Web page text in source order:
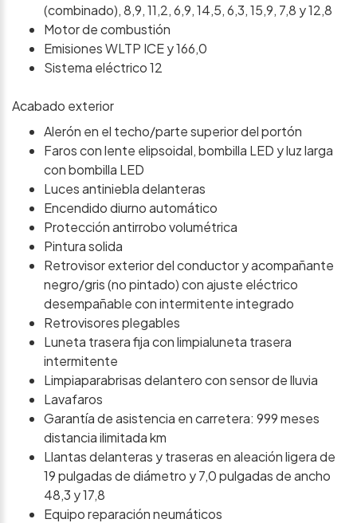
(combinado), 8,9, 11,2, 6,9, 14,5, 6,3, 15,9, 7,8 y 12,8
Motor de combustión
Emisiones WLTP ICE y 166,0
Sistema eléctrico 12
Acabado exterior
Alerón en el techo/parte superior del portón
Faros con lente elipsoidal, bombilla LED y luz larga
con bombilla LED
Luces antiniebla delanteras
Encendido diurno automático
Protección antirrobo volumétrica
Pintura solida
Retrovisor exterior del conductor y acompañante
negro/gris (no pintado) con ajuste eléctrico
desempañable con intermitente integrado
Retrovisores plegables
Luneta trasera fija con limpialuneta trasera
intermitente
Limpiaparabrisas delantero con sensor de lluvia
Lavafaros
Garantía de asistencia en carretera: 999 meses
distancia ilimitada km
Llantas delanteras y traseras en aleación ligera de
19 pulgadas de diámetro y 7,0 pulgadas de ancho
48,3 y 17,8
Equipo reparación neumáticos